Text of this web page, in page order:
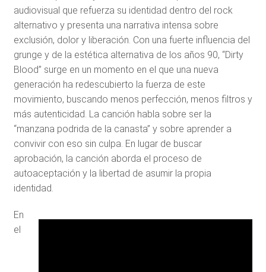
audiovisual que refuerza su identidad dentro del rock
alternativo y presenta una narrativa intensa sobre
exclusión, dolor y liberación. Con una fuerte influencia del
grunge y de la estética alternativa de los años 90, “Dirty
Blood” surge en un momento en el que una nueva
generación ha redescubierto la fuerza de este
movimiento, buscando menos perfección, menos filtros y
más autenticidad. La canción habla sobre ser la
“manzana podrida de la canasta” y sobre aprender a
convivir con eso sin culpa. En lugar de buscar
aprobación, la canción aborda el proceso de
autoaceptación y la libertad de asumir la propia
identidad.
En
el